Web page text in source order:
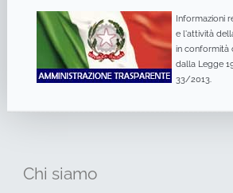
Informazioni
e l'attività
in conformità
dalla Legge
33/2013.
Chi siamo